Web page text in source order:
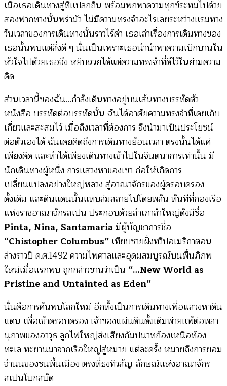
ขัน
ธ
กาญ
จน์)
เมื่อเธอเดินทางสู่ที่แปลกถิ่น พร้อมพกพาความทุกข์ระทมไปด้วย
สองฟากทางนั้นพร่ามัว ไม่มีความทรงจำอะไรเลยระหว่างแรมทาง
วันเวลาของการเดินทางนั้นราวไร้ค่า เธอเล่าเรื่องการเดินทางของ
เธอนั้นพบแต่สิ่งดี ๆ นั่นเป็นเพราะเธอนำนำพาความเบิกบานใน
หัวใจไปด้วยเธอจึง หยิบฉวยได้แต่ความทรงจำที่ดีไว้ในย่ามความ
คิด
ส่วนเวลานี้ของฉัน…กำลังเดินทางอยู่บนเส้นทางบรรทัดตัว
หนังสือ บรรทัดต่อบรรทัดนั้น ฉันได้อาศัยความทรงจำที่เคยเก็บ
เกี่ยวและสะสมไว้ เมื่อถึงเวลาที่ต้องการ จึงนำมาเป็นประโยชน์
ต่อตัวเองได้ ฉันเคยคิดถึงการเดินทางย้อนเวลา ตรงนั้นได้แค่
เพียงคิด และทำได้เพียงเดินทางเข้าไปในจินตนาการเท่านั้น มี
นักเดินทางผู้หนึ่ง การแสวงหาของเขา ก่อให้เกิดการ
เปลี่ยนแปลงอย่างใหญ่หลวง สู่อาณาจักรของผู้ครอบครอง
ดั้งเดิม และดินแดนนั้นแทบล่มสลายไปโดยพลัน ทันทีที่กองเรือ
แห่งราชอาณาจักรสเปน ประกอบด้วยสำเภาลำใหญ่ดังมีชื่อ
Pinta, Nina, Santamariaมีผู้บัญชาการชื่อ
“Chistopher Columbus” เทียบชายฝั่งทวีปอเมริกาตอน
ล่างราวปี ค.ศ.1492 ความไพศาลและอุดมสมบูรณ์บนพื้นภิภพ
ใหม่เมื่อแรกพบ ถูกกล่าวขานว่าเป็น “…New World as
Pristine and Untainted as Eden”
นั่นคือการค้นพบโลกใหม่ อีกทั้งเป็นการเดินทางเพื่อแสวงหาดิน
แดน เพื่อเข้าครอบครอง เจ้าของแผ่นดินดั้งเดิมพ่ายแพ้ต่อพลา
นุภาพของอาวุธ ลูกไฟใหญ่ส่งเสียงกัมปนาทก้องเหนือท้อง
ทะเล ทะยานมาจากเรือใหญ่สู่หมาย แต่ละครั้ง หมายถึงการยอม
จำนนของชนพื้นเมือง ตรงที่ธงทิวสัญ-ลักษณ์แห่งอาณาจักร
สเปนโบกสบัด